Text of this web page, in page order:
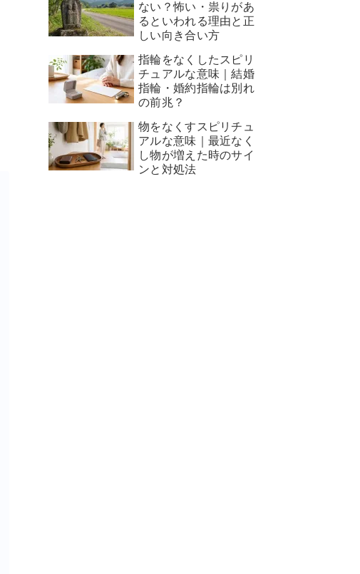
ない？怖い・祟りがあ
るといわれる理由と正
しい向き合い方
指輪をなくしたスピリ
チュアルな意味｜結婚
指輪・婚約指輪は別れ
の前兆？
物をなくすスピリチュ
アルな意味｜最近なく
し物が増えた時のサイ
ンと対処法